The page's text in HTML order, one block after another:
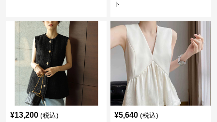
ト
¥13,200 (税込) ¥5,640 (税込)